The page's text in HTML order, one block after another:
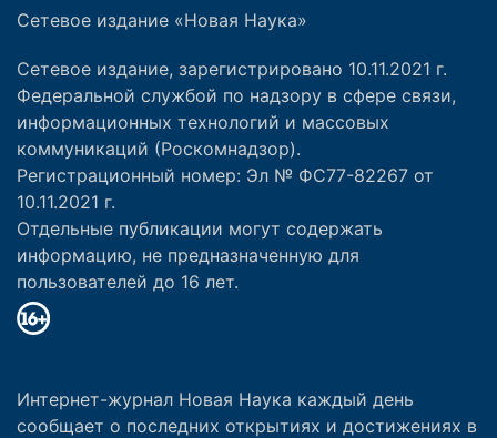
Сетевое издание «Новая Наука»
Сетевое издание, зарегистрировано 10.11.2021 г.
Федеральной службой по надзору в сфере связи,
информационных технологий и массовых
коммуникаций (Роскомнадзор).
Регистрационный номер: Эл № ФС77-82267 от
10.11.2021 г.
Отдельные публикации могут содержать
информацию, не предназначенную для
пользователей до 16 лет.
Интернет-журнал Новая Наука каждый день
сообщает о последних открытиях и достижениях в